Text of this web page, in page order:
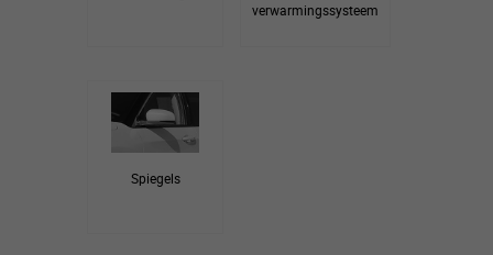
verwarmingssysteem
Spiegels